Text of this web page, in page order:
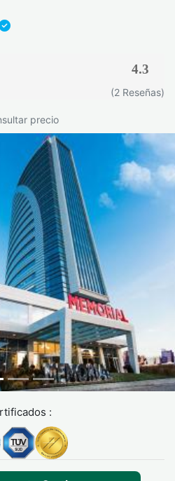
4.3
(2 Reseñas)
precio
: